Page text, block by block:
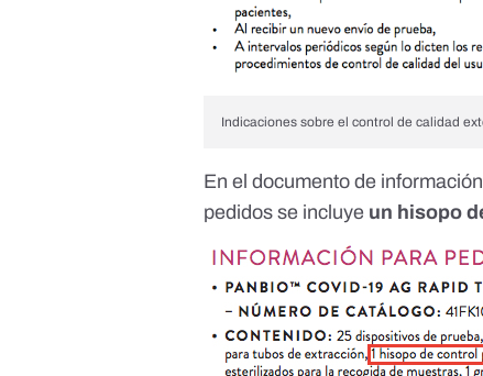
Indicaciones sobre el control de calidad
En el documento de
pedidos se incluye un hisopo